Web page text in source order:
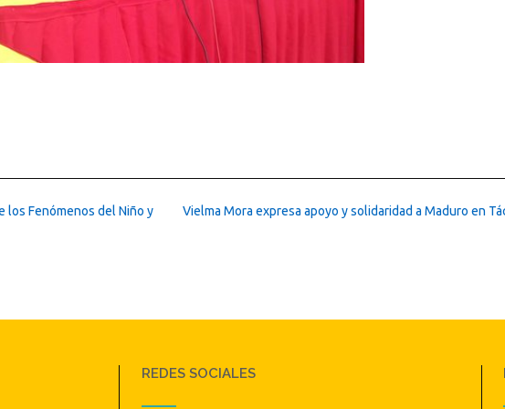
Vielma Mora expresa apoyo y solidaridad a Maduro en
los Fenómenos del Niño y
REDES SOCIALES